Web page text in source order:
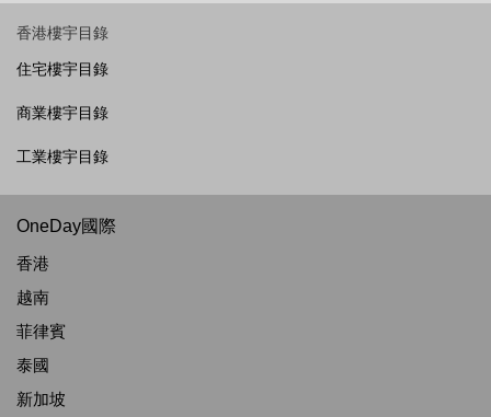
香港樓宇目錄
住宅樓宇目錄
商業樓宇目錄
工業樓宇目錄
OneDay國際
香港
越南
菲律賓
泰國
新加坡